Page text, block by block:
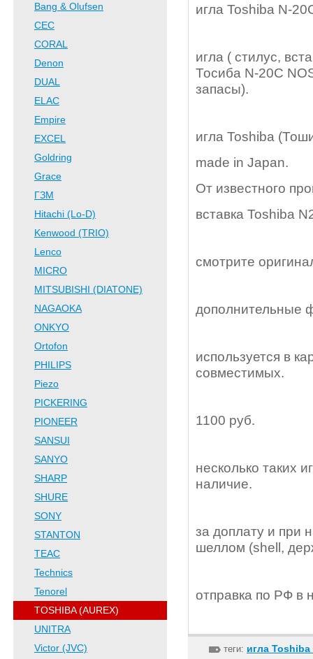
Bang & Olufsen
CEC
CORAL
Denon
DUAL
ELAC
Empire
EXCEL
Goldring
Grace
ГЗМ
Hitachi (Lo-D)
Kenwood (TRIO)
Lenco
MICRO
MITSUBISHI (DIATONE)
NAGAOKA
ONKYO
Ortofon
PHILIPS
Piezo
PICKERING
PIONEER
SANSUI
SANYO
SHARP
SHURE
SONY
STANTON
TEAC
Technics
Tenorel
TOSHIBA (AUREX)
UNITRA
Victor (JVC)
игла Toshiba N-
игла ( стилус,
Тосиба N-20C
запасы).
игла Toshiba
made in Japan.
От известного
вставка Toshiba
смотрите
дополнительные
используется в
совместимых.
1100 руб.
несколько таких
наличие.
за доплату и при
шеллом (shell,
отправка по РФ в
теги: игла